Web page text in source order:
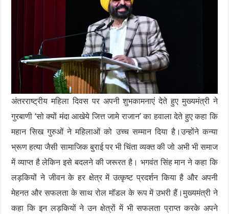
अंतरराष्ट्रीय महिला दिवस पर अपनी शुभकामनाएं देते हुए मुख्यमंत्री ने
गुरबाणी ‘सो क्यों मंदा आखेये जित्त जामे राजान’ का हवाला देते हुए कहा कि
महान सिख गुरुओं ने महिलाओं को उच्च सम्मान दिया है।उन्होंने कन्या
भ्रूण हत्या जैसी सामाजिक बुराई पर भी चिंता व्यक्त की जो अभी भी समाज
में व्याप्त है लेकिन इसे बदलने की जरूरत है। भगवंत सिंह मान ने कहा कि
लड़कियों ने जीवन के हर क्षेत्र में उत्कृष्ट प्रदर्शन किया है और अपनी
मेहनत और सफलता के साथ रोल मॉडल के रूप में उभरी हैं।मुख्यमंत्री ने
कहा कि इन लड़कियों ने उन क्षेत्रों में भी सफलता प्राप्त करके अपने